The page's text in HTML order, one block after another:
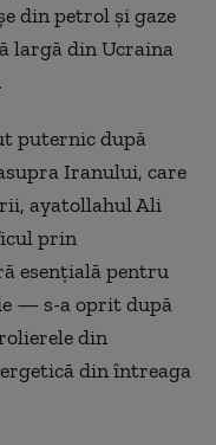
din petrol și gaze
largă din Ucraina
puternic după
Iranului, care
ayatollahul Ali
prin
esențială pentru
— s-a oprit după
din
din întreaga